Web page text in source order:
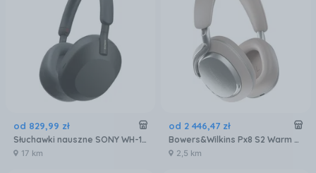
od 829,99 zł
Słuchawki nauszne SONY WH-1000XM5SA ANC Czarny
17 km
od 2 446,47 zł
Bowers&Wilkins Px8 S2 Warm Stone
2,5 km